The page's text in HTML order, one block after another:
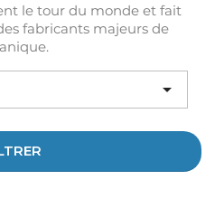
le tour du monde et fait
fabricants majeurs de
